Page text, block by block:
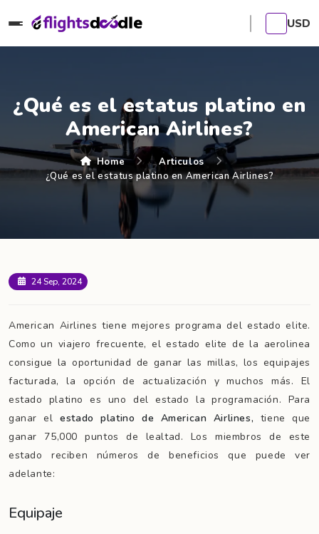
USD
¿Qué es el estatus platino en
American Airlines?
Home
Articulos
¿Qué es el estatus platino en American Airlines?
24 Sep, 2024
American Airlines tiene mejores programa del estado elite.
Como un viajero frecuente, el estado elite de la aerolinea
consigue la oportunidad de ganar las millas, los equipajes
facturada, la opción de actualización y muchos más. El
estado platino es uno del estado la programación. Para
ganar elestado platino de American Airlines, tiene que
ganar 75,000 puntos de lealtad. Los miembros de este
estado reciben números de beneficios que puede ver
adelante:
Equipaje